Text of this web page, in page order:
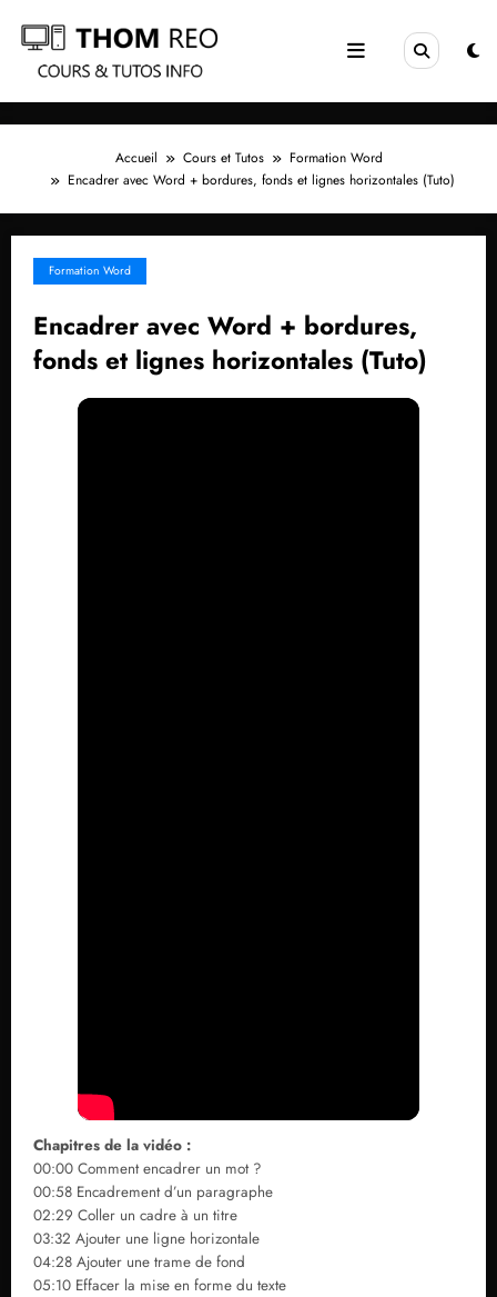
contenu
Accueil Cours et Tutos
Formation Word
Encadrer avec Word + bordures, fonds et lignes horizontales (Tuto)
Formation Word
Encadrer avec Word + bordures,
fonds et lignes horizontales (Tuto)
Chapitres de la vidéo :
00:00 Comment encadrer un mot ?
00:58 Encadrement d’un paragraphe
02:29 Coller un cadre à un titre
03:32 Ajouter une ligne horizontale
04:28 Ajouter une trame de fond
05:10 Effacer la mise en forme du texte